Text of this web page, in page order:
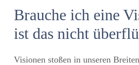
Brauche ich eine
ist das nicht
Visionen stoßen in unseren